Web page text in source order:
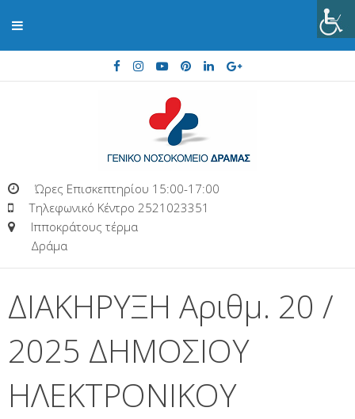
Ώρες Επισκεπτηρίου 15:00-17:00
Τηλεφωνικό Κέντρο 2521023351
Ιπποκράτους τέρμα
Δράμα
ΔΙΑΚΗΡΥΞΗ Αριθμ. 20 /
2025 ΔΗΜΟΣΙΟΥ
ΗΛΕΚΤΡΟΝΙΚΟΥ